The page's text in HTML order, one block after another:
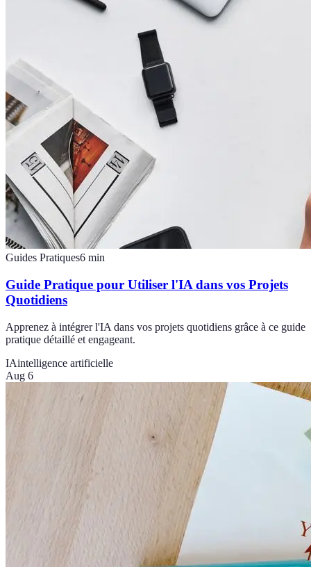
Guides Pratiques6 min
Guide Pratique pour Utiliser l'IA dans vos Projets
Quotidiens
Apprenez à intégrer l'IA dans vos projets quotidiens grâce à ce guide
pratique détaillé et engageant.
IAintelligence artificielle
Aug 6